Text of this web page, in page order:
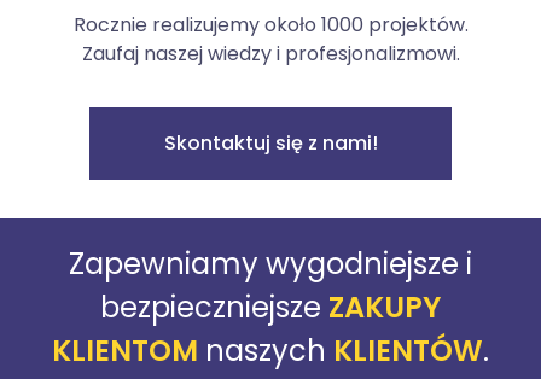
Rocznie realizujemy około 1000 projektów.
Zaufaj naszej wiedzy i profesjonalizmowi.
Skontaktuj się z nami!
Zapewniamy wygodniejsze i
bezpieczniejsze ZAKUPY
KLIENTOM naszych KLIENTÓW.